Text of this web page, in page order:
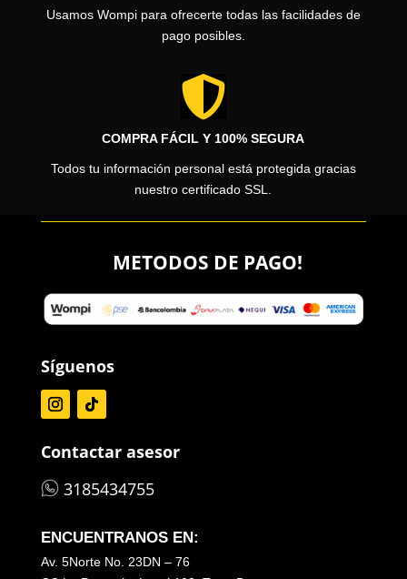
Usamos Wompi para ofrecerte todas las facilidades de
pago posibles.

COMPRA FÁCIL Y 100% SEGURA
Todos tu información personal está protegida gracias
nuestro certificado SSL.
METODOS DE PAGO!
Síguenos
Contactar asesor
3185434755
ENCUENTRANOS EN:
Av. 5Norte No. 23DN – 76